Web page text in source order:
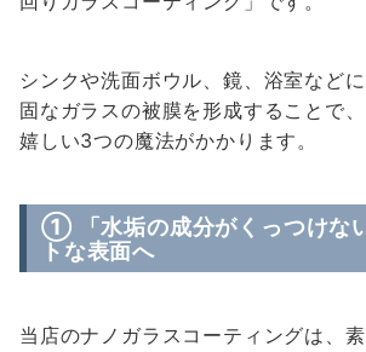
シンクや洗面ボウル、鏡、浴室など
固なガラスの被膜を形成することで
嬉しい3つの魔法がかかります。
① 「水垢の成分がくっつけな
トな表面へ
当店のナノガラスコーティングは、